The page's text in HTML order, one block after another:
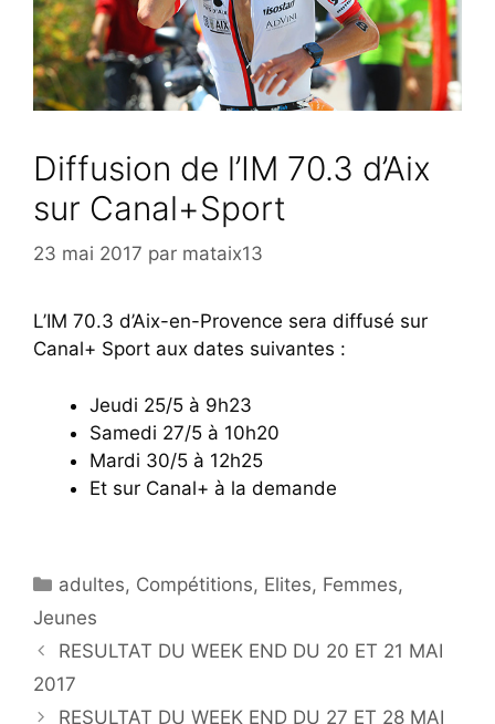
Diffusion de l’IM 70.3 d’Aix
sur Canal+Sport
23 mai 2017 par mataix13
L’IM 70.3 d’Aix-en-Provence sera diffusé sur
Canal+ Sport aux dates suivantes :
Jeudi 25/5 à 9h23
Samedi 27/5 à 10h20
Mardi 30/5 à 12h25
Et sur Canal+ à la demande
Catégories
adultes, Compétitions, Elites, Femmes,
Jeunes
RESULTAT DU WEEK END DU 20 ET 21 MAI
2017
RESULTAT DU WEEK END DU 27 ET 28 MAI